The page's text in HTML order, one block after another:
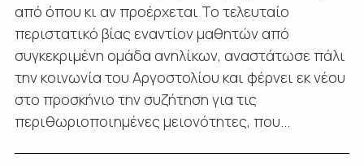
από όπου κι αν προέρχεται Το τελευταίο
περιστατικό βίας εναντίον μαθητών από
συγκεκριμένη ομάδα ανηλίκων, αναστάτωσε πάλι
την κοινωνία του Αργοστολίου και φέρνει εκ νέου
στο προσκήνιο την συζήτηση για τις
περιθωριοποιημένες μειονότητες, που...